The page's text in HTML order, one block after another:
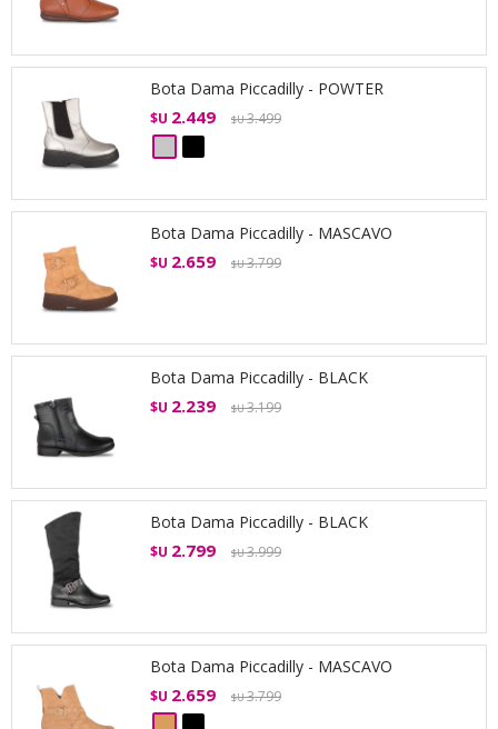
Bota Dama Piccadilly - POWTER
$U 2.449 $U3.499
Bota Dama Piccadilly - MASCAVO
$U 2.659 $U3.799
Bota Dama Piccadilly - BLACK
$U 2.239 $U3.199
Bota Dama Piccadilly - BLACK
$U 2.799 $U3.999
Bota Dama Piccadilly - MASCAVO
$U 2.659 $U3.799